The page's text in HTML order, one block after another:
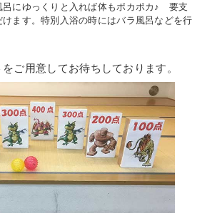
呂にゆっくりと入れば体もポカポカ♪ 要支
ます。特別入浴の時にはバラ風呂などを行
ご用意してお待ちしております。